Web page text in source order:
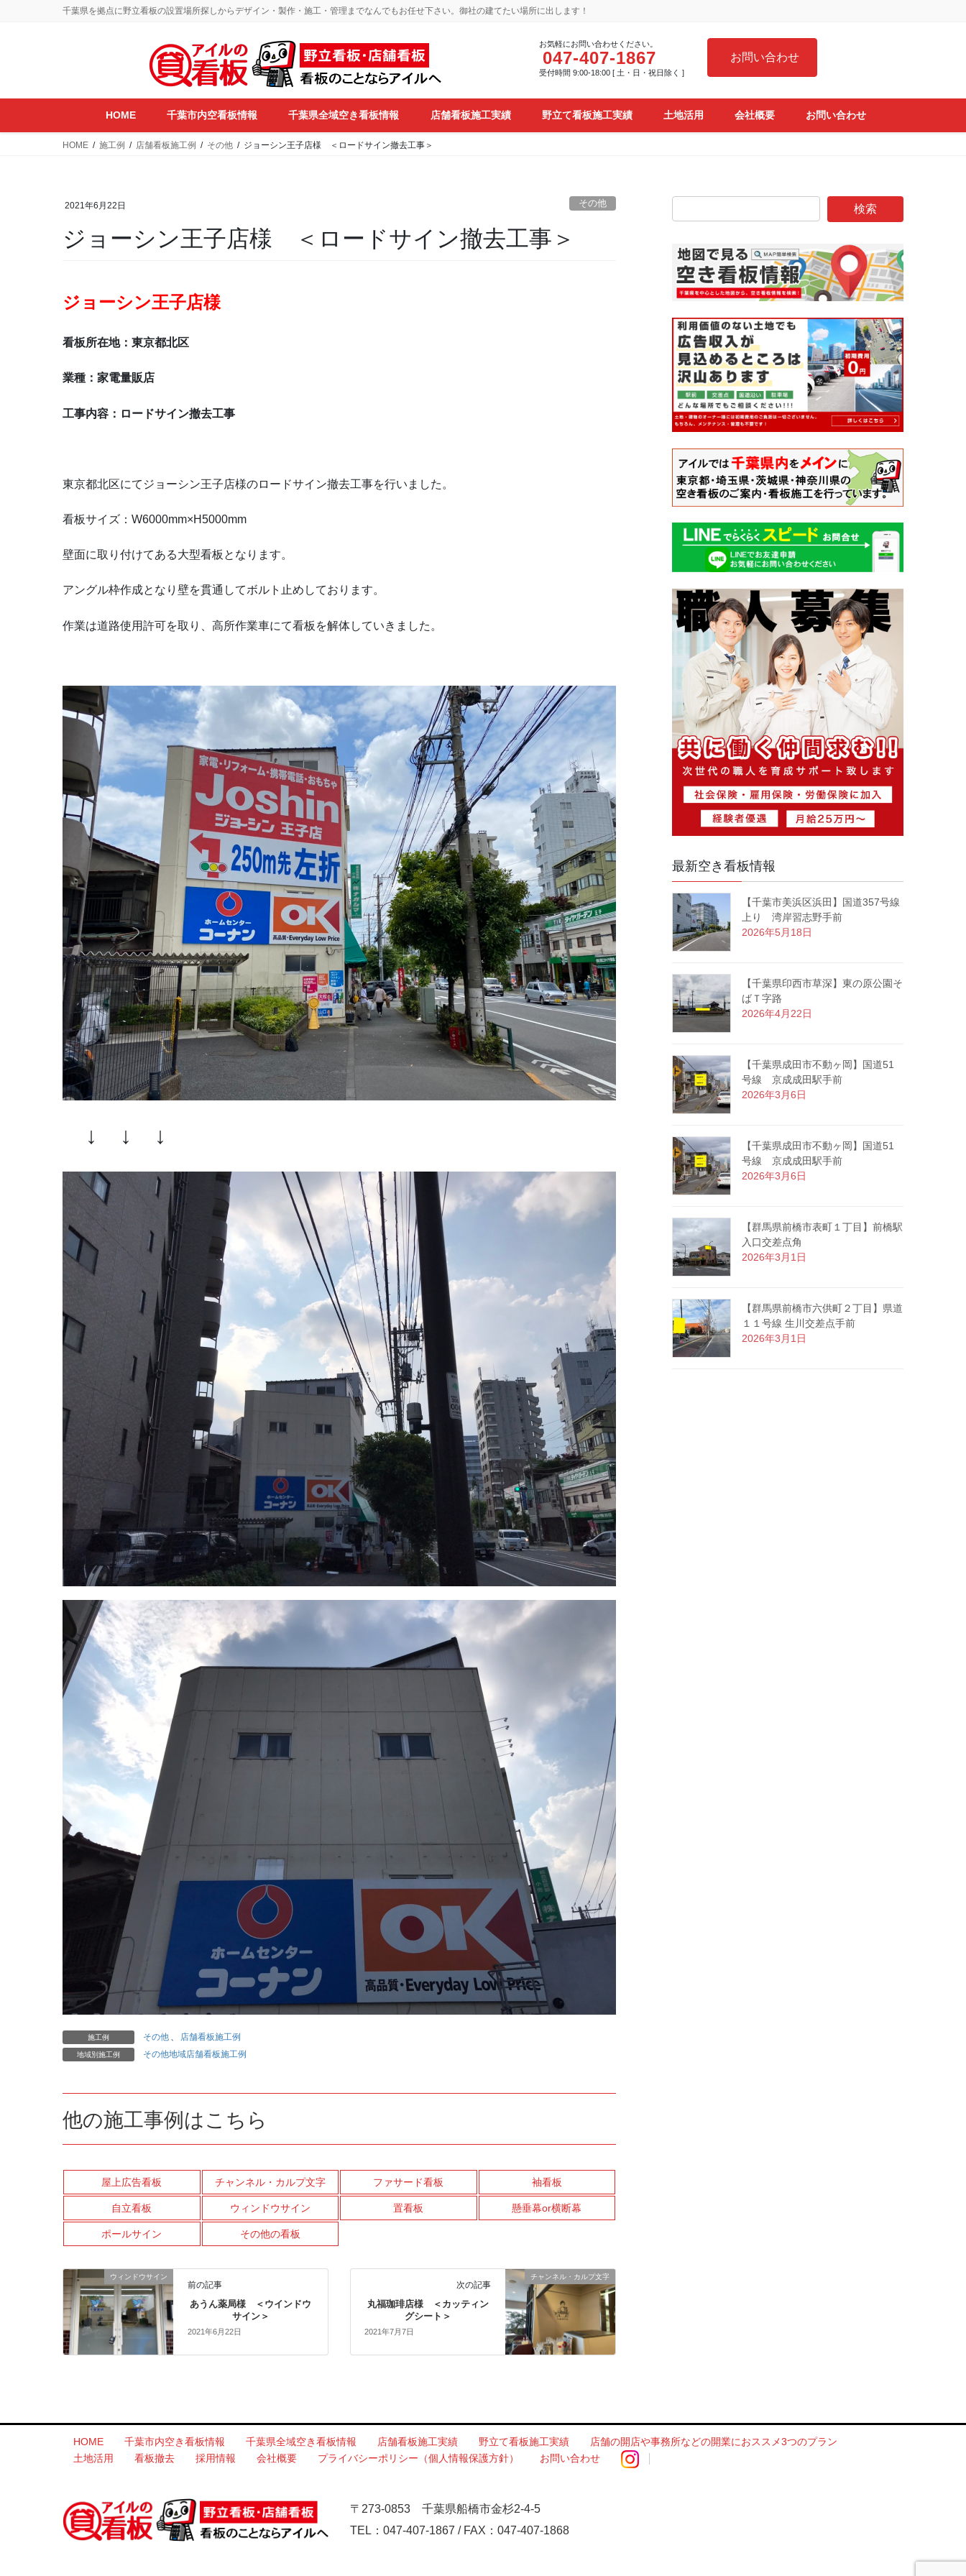
千葉県を拠点に野立看板の設置場所探しからデザイン・製作・施工・管理までなんでもお任せ下さい。御社の建てたい場所に出します！
お気軽にお問い合わせください。
047-407-1867
受付時間 9:00-18:00 [ 土・日・祝日除く ]
お問い合わせ
HOME 千葉市内空看板情報 千葉県全域空き看板情報 店舗看板施工実績 野立て看板施工実績 土地活用 会社概要 お問い合わせ
HOME 施工例 店舗看板施工例 その他 ジョーシン王子店様 ＜ロードサイン撤去工事＞
2021年6月22日 その他
ジョーシン王子店様 ＜ロードサイン撤去工事＞
ジョーシン王子店様
看板所在地：東京都北区
業種：家電量販店
工事内容：ロードサイン撤去工事
東京都北区にてジョーシン王子店様のロードサイン撤去工事を行いました。
看板サイズ：W6000mm×H5000mm
壁面に取り付けてある大型看板となります。
アングル枠作成となり壁を貫通してボルト止めしております。
作業は道路使用許可を取り、高所作業車にて看板を解体していきました。
↓ ↓ ↓
施工例 その他 、 店舗看板施工例
地域別施工例 その他地域店舗看板施工例
他の施工事例はこちら
屋上広告看板 チャンネル・カルプ文字 ファサード看板 袖看板
自立看板 ウィンドウサイン 置看板 懸垂幕or横断幕
ポールサイン その他の看板
ウィンドウサイン
前の記事
あうん薬局様 ＜ウインドウ
サイン＞
2021年6月22日
チャンネル・カルプ文字
次の記事
丸福珈琲店様 ＜カッティン
グシート＞
2021年7月7日
最新空き看板情報
【千葉市美浜区浜田】国道357号線
上り 湾岸習志野手前
2026年5月18日
【千葉県印西市草深】東の原公園そ
ばＴ字路
2026年4月22日
【千葉県成田市不動ヶ岡】国道51
号線 京成成田駅手前
2026年3月6日
【千葉県成田市不動ヶ岡】国道51
号線 京成成田駅手前
2026年3月6日
【群馬県前橋市表町１丁目】前橋駅
入口交差点角
2026年3月1日
【群馬県前橋市六供町２丁目】県道
１１号線 生川交差点手前
2026年3月1日
HOME 千葉市内空き看板情報 千葉県全域空き看板情報 店舗看板施工実績 野立て看板施工実績
店舗の開店や事務所などの開業におススメ3つのプラン
土地活用
看板撤去 採用情報 会社概要 プライバシーポリシー（個人情報保護方針） お問い合わせ
〒273-0853 千葉県船橋市金杉2-4-5
TEL：047-407-1867 / FAX：047-407-1868